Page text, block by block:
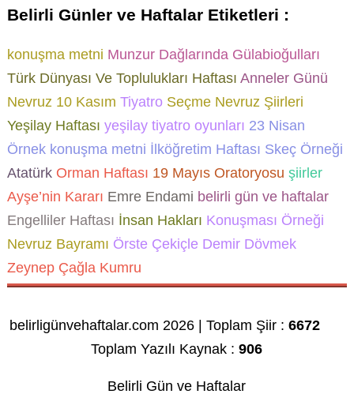
Belirli Günler ve Haftalar Etiketleri :
konuşma metni Munzur Dağlarında Gülabioğulları
Türk Dünyası Ve Toplulukları Haftası Anneler Günü
Nevruz10 Kasım TiyatroSeçme Nevruz Şiirleri
Yeşilay Haftası yeşilay tiyatro oyunları 23 Nisan
Örnek konuşma metni İlköğretim Haftası Skeç Örneği
AtatürkOrman Haftası 19 Mayıs Oratoryosu şiirler
Ayşe’nin Kararı Emre Endami belirli gün ve haftalar
Engelliler Haftası İnsan Hakları Konuşması Örneği
Nevruz Bayramı Örste Çekiçle Demir Dövmek
Zeynep Çağla Kumru
belirligünvehaftalar.com 2026 | Toplam Şiir :6672
Toplam Yazılı Kaynak :906
Belirli Gün ve Haftalar